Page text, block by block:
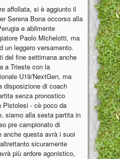
affollata, si è aggiunto il
Serena Bona occorso alla
e abilmente
Paolo Michelotti, ma
un leggero versamento.
del fine settimana anche
a Trieste con la
U19/NextGen, ma
disposizione di coach
senza pronostico
Pistolesi - cè poco da
siamo alla sesta partita in
pre campionato di
anche questa avrà i suoi
sicuramente
più ardore agonistico,